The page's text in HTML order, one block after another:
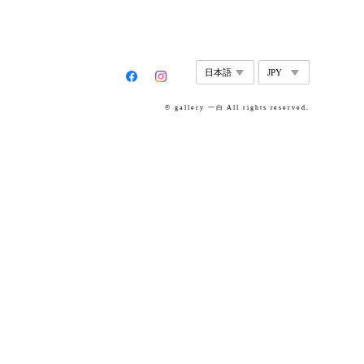
© gallery 一白 All rights reserved.